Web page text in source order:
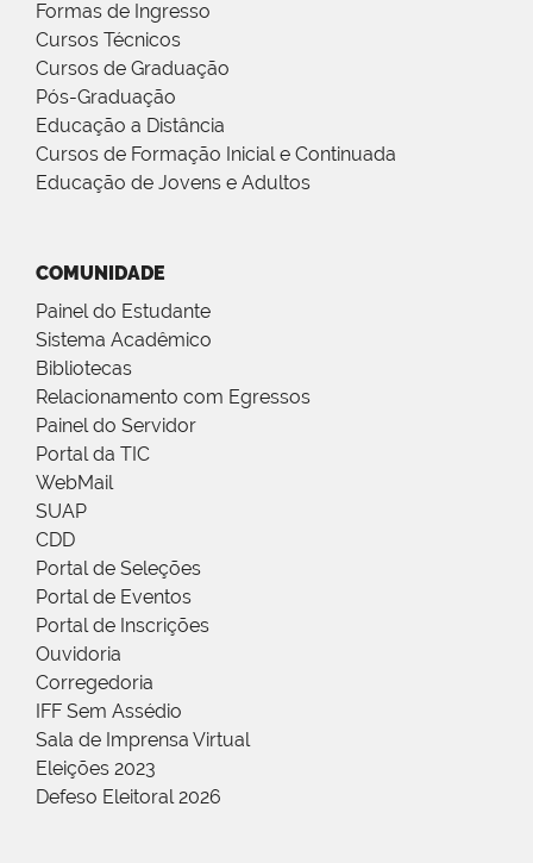
Formas de Ingresso
Cursos Técnicos
Cursos de Graduação
Pós-Graduação
Educação a Distância
Cursos de Formação Inicial e Continuada
Educação de Jovens e Adultos
COMUNIDADE
Painel do Estudante
Sistema Acadêmico
Bibliotecas
Relacionamento com Egressos
Painel do Servidor
Portal da TIC
WebMail
SUAP
CDD
Portal de Seleções
Portal de Eventos
Portal de Inscrições
Ouvidoria
Corregedoria
IFF Sem Assédio
Sala de Imprensa Virtual
Eleições 2023
Defeso Eleitoral 2026